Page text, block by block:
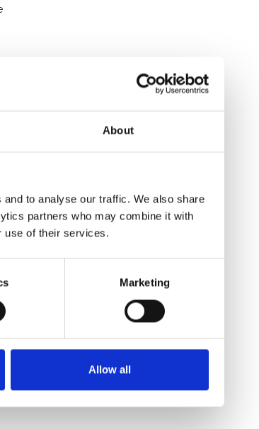
About
to analyse our traffic. We also share
partners who may combine it with
use of their services.
Marketing
Allow all